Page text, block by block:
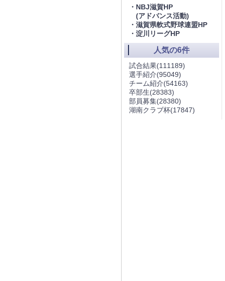
・NBJ滋賀HP
(アドバンス活動)
・滋賀県軟式野球連盟HP
・淀川リーグHP
人気の6件
試合結果(111189)
選手紹介(95049)
チーム紹介(54163)
卒部生(28383)
部員募集(28380)
湖南クラブ杯(17847)